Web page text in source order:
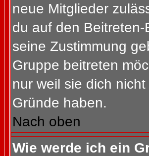
neue Mitglieder
du auf den
seine Zustimmung
Gruppe beitreten
nur weil sie dich
Gründe haben.
Nach oben
Wie werde ich ein